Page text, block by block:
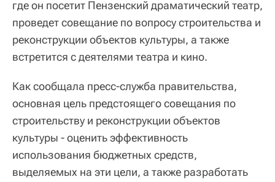
где он посетит Пензенский драматический театр,
проведет совещание по вопросу строительства и
реконструкции объектов культуры, а также
встретится с деятелями театра и кино.
Как сообщала пресс-служба правительства,
основная цель предстоящего совещания по
строительству и реконструкции объектов
культуры - оценить эффективность
использования бюджетных средств,
выделяемых на эти цели, а также разработать